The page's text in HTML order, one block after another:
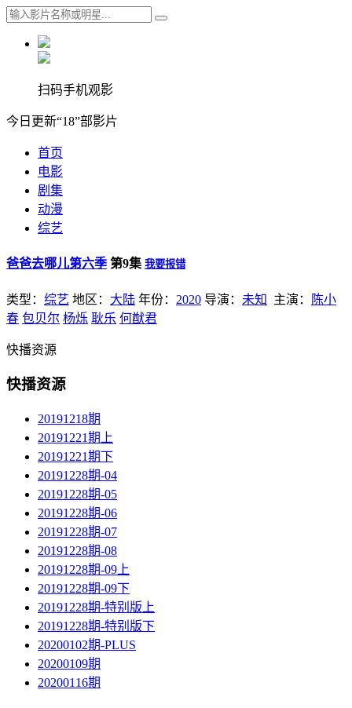
扫码手机观影
今日更新“18”部影片
首页
电影
剧集
动漫
综艺
爸爸去哪儿第六季第9集 我要报错
类型： 综艺 地区： 大陆 年份： 2020 导演： 未知 主演：
陈小
春 包贝尔 杨烁 耿乐 何猷君
快播资源
快播资源
20191218期
20191221期上
20191221期下
20191228期-04
20191228期-05
20191228期-06
20191228期-07
20191228期-08
20191228期-09上
20191228期-09下
20191228期-特别版上
20191228期-特别版下
20200102期-PLUS
20200109期
20200116期